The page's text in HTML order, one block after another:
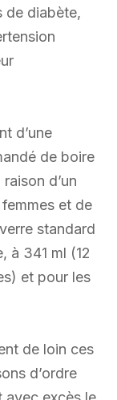
de diabète,
d’une
de boire
d’un
et de
standard
à 341 ml (12
et pour les
de loin ces
d’ordre